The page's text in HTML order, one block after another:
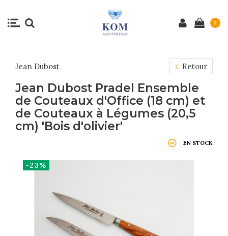
0
Jean Dubost Retour
Jean Dubost Pradel Ensemble
de Couteaux d'Office (18 cm) et
de Couteaux à Légumes (20,5
cm) 'Bois d'olivier'
EN STOCK
-23%